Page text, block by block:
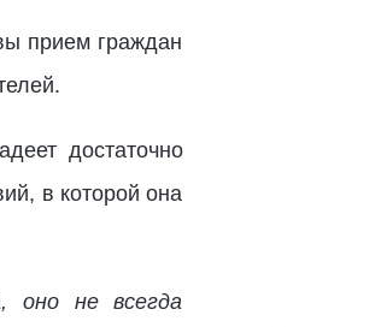
прием граждан
достаточно
в которой она
оно не всегда